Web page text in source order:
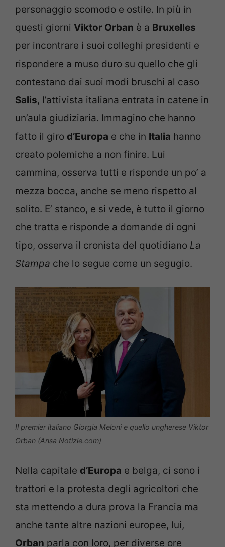
personaggio scomodo e ostile. In più in
questi giorni Viktor Orban è a Bruxelles
per incontrare i suoi colleghi presidenti e
rispondere a muso duro su quello che gli
contestano dai suoi modi bruschi al caso
Salis, l’attivista italiana entrata in catene in
un’aula giudiziaria. Immagino che hanno
fatto il giro d’Europa e che in Italia hanno
creato polemiche a non finire. Lui
cammina, osserva tutti e risponde un po’ a
mezza bocca, anche se meno rispetto al
solito. E’ stanco, e si vede, è tutto il giorno
che tratta e risponde a domande di ogni
tipo, osserva il cronista del quotidiano La
Stampa che lo segue come un segugio.
Il premier italiano Giorgia Meloni e quello ungherese Viktor
Orban (Ansa Notizie.com)
Nella capitale d’Europa e belga, ci sono i
trattori e la protesta degli agricoltori che
sta mettendo a dura prova la Francia ma
anche tante altre nazioni europee, lui,
Orban parla con loro, per diverse ore